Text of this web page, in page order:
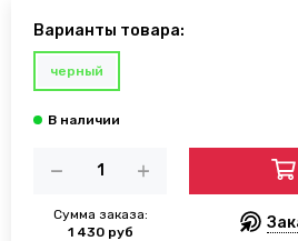
Варианты товара:
черный
Сумма заказа:
1 430 руб